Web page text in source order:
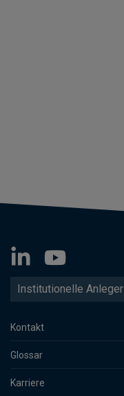
Institutionelle Anleger
Kontakt
Glossar
Karriere